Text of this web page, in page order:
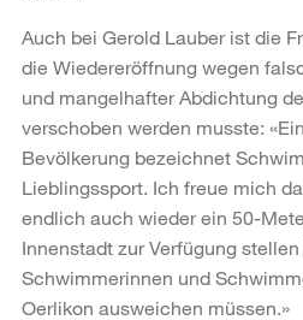
Auch bei Gerold Lauber ist die
die Wiedereröffnung wegen
und mangelhafter Abdichtung
verschoben werden musste:
Bevölkerung bezeichnet
Lieblingssport. Ich freue mich
endlich auch wieder ein 50-
Innenstadt zur Verfügung
Schwimmerinnen und
Oerlikon ausweichen müssen.»